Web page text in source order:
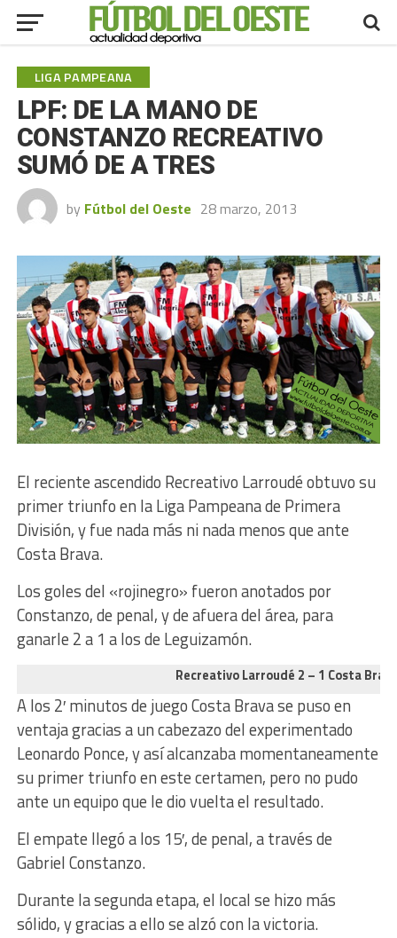
LIGA PAMPEANA
LPF: DE LA MANO DE
CONSTANZO RECREATIVO
SUMÓ DE A TRES
by Fútbol del Oeste 28 marzo, 2013
El reciente ascendido Recreativo Larroudé obtuvo su
primer triunfo en la Liga Pampeana de Primera
División, y fue nada más ni nada menos que ante
Costa Brava.
Los goles del «rojinegro» fueron anotados por
Constanzo, de penal, y de afuera del área, para
ganarle 2 a 1 a los de Leguizamón.
Recreativo Larroudé 2 – 1 Costa
A los 2′ minutos de juego Costa Brava se puso en
ventaja gracias a un cabezazo del experimentado
Leonardo Ponce, y así alcanzaba momentaneamente
su primer triunfo en este certamen, pero no pudo
ante un equipo que le dio vuelta el resultado.
El empate llegó a los 15′, de penal, a través de
Gabriel Constanzo.
Durante la segunda etapa, el local se hizo más
sólido, y gracias a ello se alzó con la victoria.